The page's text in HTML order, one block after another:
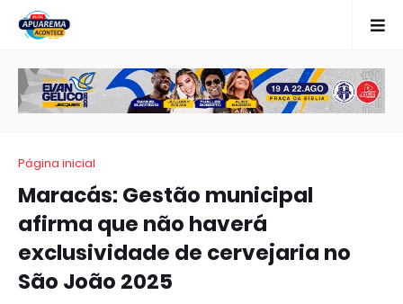
Página inicial
Maracás: Gestão municipal
afirma que não haverá
exclusividade de cervejaria no
São João 2025